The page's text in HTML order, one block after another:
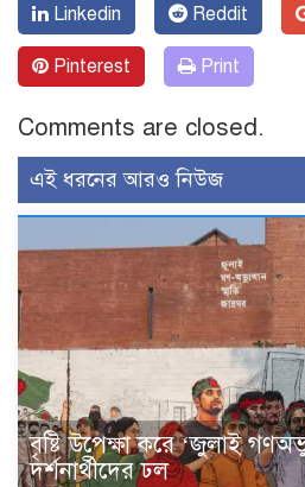
Linkedin Reddit
Pinterest Print
Comments are closed.
এই ধরনের আরও নিউজ
বৃষ্টি উপেক্ষা করে ‘জুলাই
দর্শনার্থীদের ঢল